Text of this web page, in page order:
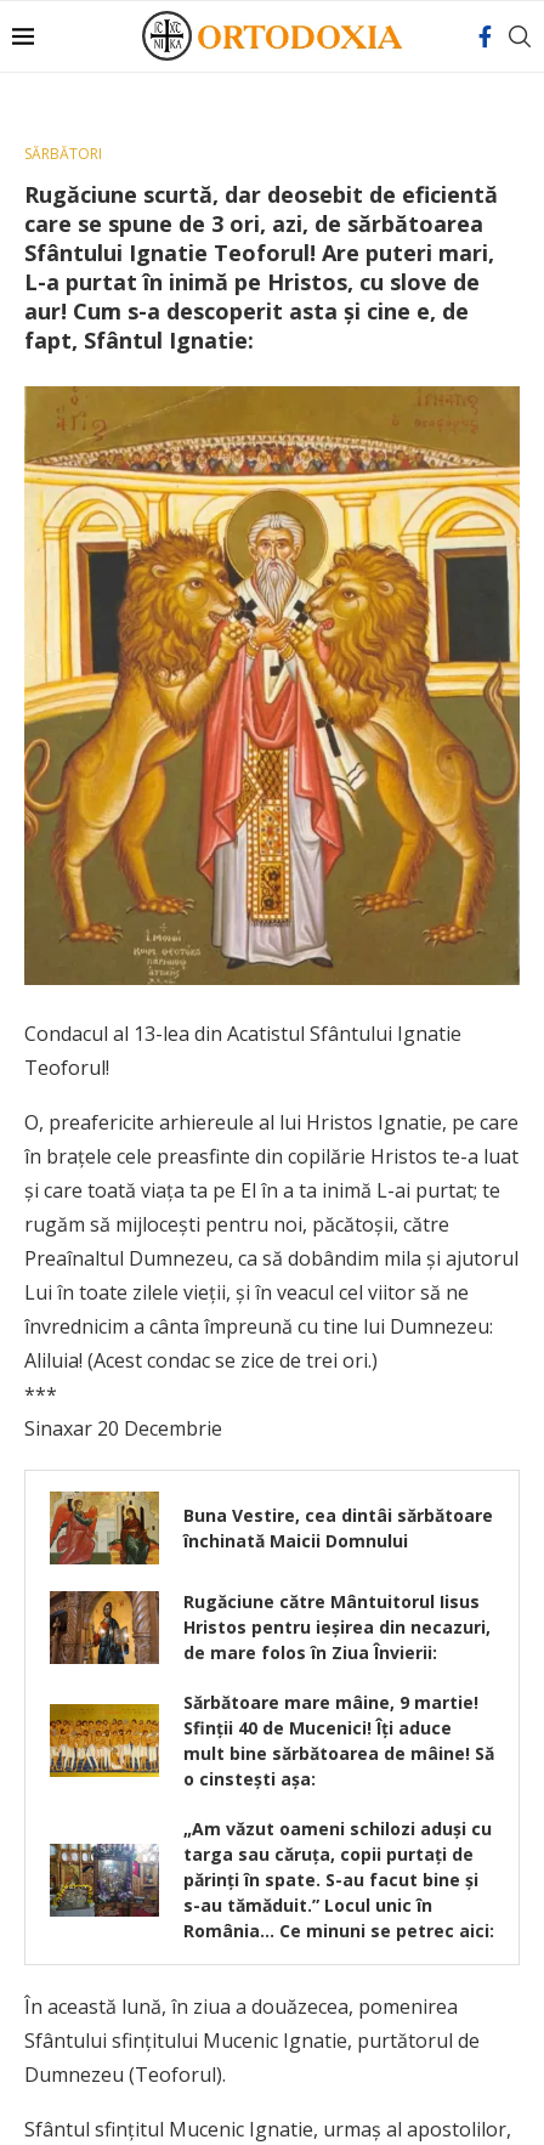
SĂRBĂTORI
Rugăciune scurtă, dar deosebit de eficientă
care se spune de 3 ori, azi, de sărbătoarea
Sfântului Ignatie Teoforul! Are puteri mari,
L-a purtat în inimă pe Hristos, cu slove de
aur! Cum s-a descoperit asta și cine e, de
fapt, Sfântul Ignatie:
Condacul al 13-lea din Acatistul Sfântului Ignatie
Teoforul!
O, preafericite arhiereule al lui Hristos Ignatie, pe care
în braţele cele preasfinte din copilărie Hristos te-a luat
şi care toată viaţa ta pe El în a ta inimă L-ai purtat; te
rugăm să mijloceşti pentru noi, păcătoşii, către
Preaînaltul Dumnezeu, ca să dobândim mila şi ajutorul
Lui în toate zilele vieţii, şi în veacul cel viitor să ne
învrednicim a cânta împreună cu tine lui Dumnezeu:
Aliluia! (Acest condac se zice de trei ori.)
***
Sinaxar 20 Decembrie
Buna Vestire, cea dintâi sărbătoare
închinată Maicii Domnului
Rugăciune către Mântuitorul Iisus
Hristos pentru ieşirea din necazuri,
de mare folos în Ziua Învierii:
Sărbătoare mare mâine, 9 martie!
Sfinţii 40 de Mucenici! Îţi aduce
mult bine sărbătoarea de mâine! Să
o cinsteşti aşa:
„Am văzut oameni schilozi aduşi cu
targa sau căruţa, copii purtaţi de
părinţi în spate. S-au facut bine şi
s-au tămăduit.” Locul unic în
România… Ce minuni se petrec aici:
În această lună, în ziua a douăzecea, pomenirea
Sfântului sfinţitului Mucenic Ignatie, purtătorul de
Dumnezeu (Teoforul).
Sfântul sfinţitul Mucenic Ignatie, urmaş al apostolilor,